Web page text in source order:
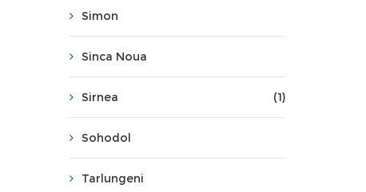
Simon
Sinca Noua
Sirnea (1)
Sohodol
Tarlungeni